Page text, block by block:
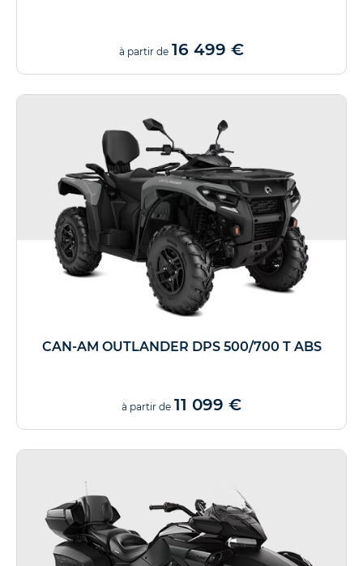
à partir de 16 499 €
CAN-AM OUTLANDER DPS 500/700 T ABS
à partir de 11 099 €